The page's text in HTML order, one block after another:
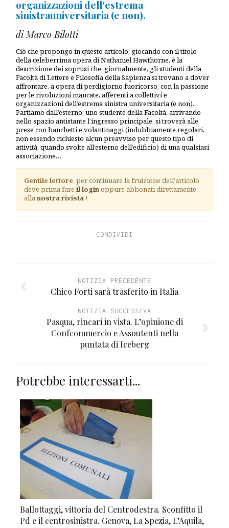
organizzazioni dell'estrema
sinistrauniversitaria (e non).
di Marco Bilotti
Ciò che propongo in questo articolo, giocando con il titolo
della celeberrima opera di Nathaniel Hawthorne, è la
descrizione dei soprusi che, giornalmente, gli studenti della
Facoltà di Lettere e Filosofia della Sapienza si trovano a dover
affrontare, a opera di perdigiorno fuoricorso, con la passione
per le rivoluzioni mancate, afferenti a collettivi e
organizzazioni dell’estrema sinistra universitaria (e non).
Partiamo dall’esterno: uno studente della Facoltà, arrivando
nello spazio antistante l’ingresso principale, si troverà alle
prese con banchetti e volantinaggi (indubbiamente regolari,
non essendo richiesto alcun preavviso per questo tipo di
attività, quando svolte all’esterno dell’edificio) di una qualsiasi
associazione…
Gentile lettore, per continuare la fruizione dell'articolo
deve prima fare il login oppure abbonati direttamente
alla nostra rivista !
CONDIVIDI
NOTIZIA PRECEDENTE
Chico Forti sarà trasferito in Italia
NOTIZIA SUCCESSIVA
Pasqua, rincari in vista. L’opinione di
Confcommercio e Assoutenti nella
puntata di Iceberg
Potrebbe interessarti...
Ballottaggi, vittoria del Centrodestra. Sconfitto il
Pd e il centrosinistra. Genova, La Spezia, L’Aquila,